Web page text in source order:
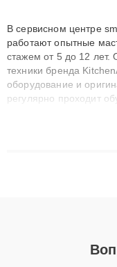
В сервисном центре
работают опытные
стажем от 5 до 12 лет.
техники бренда
оборудование и
регулярно проходит
технику с